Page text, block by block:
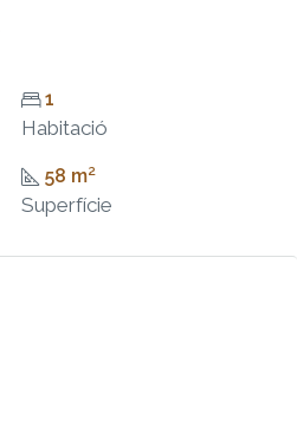
1
Habitació
58 m²
Superfície